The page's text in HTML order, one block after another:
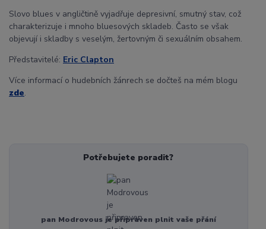
Slovo blues v angličtině vyjadřuje depresivní, smutný stav, což
charakterizuje i mnoho bluesových skladeb. Často se však
objevují i skladby s veselým, žertovným či sexuálním obsahem.
Představitelé: Eric Clapton
Více informací o hudebních žánrech se dočteš na mém blogu
zde.
Potřebujete poradit?
pan Modrovous je připraven plnit vaše přání